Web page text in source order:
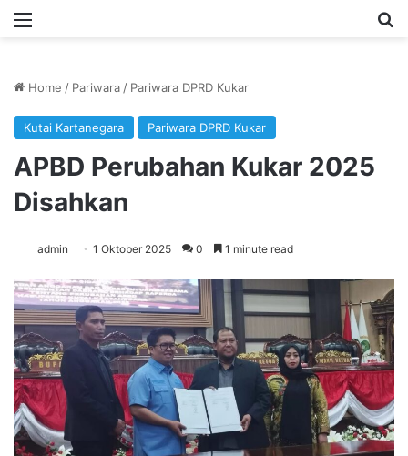
Menu
Home / Pariwara / Pariwara DPRD Kukar
Kutai Kartanegara Pariwara DPRD Kukar
APBD Perubahan Kukar 2025
Disahkan
admin 1 Oktober 2025 0 1 minute read